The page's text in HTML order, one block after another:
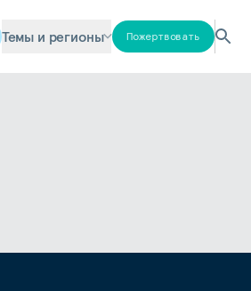
Темы и регионы Пожертвовать